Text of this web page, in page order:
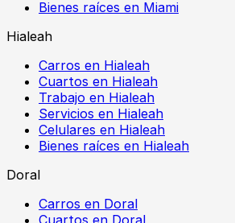
Bienes raíces en Miami
Hialeah
Carros en Hialeah
Cuartos en Hialeah
Trabajo en Hialeah
Servicios en Hialeah
Celulares en Hialeah
Bienes raíces en Hialeah
Doral
Carros en Doral
Cuartos en Doral